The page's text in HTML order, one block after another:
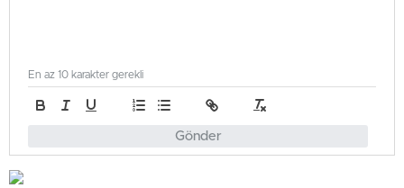
Gönder
En az 10 karakter gerekli